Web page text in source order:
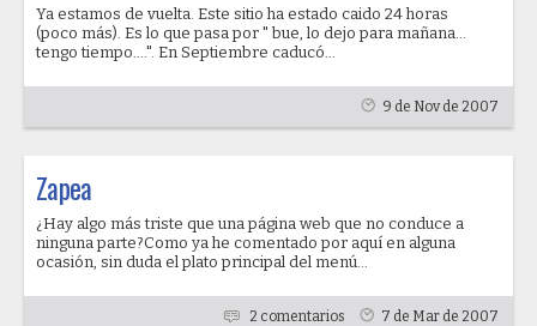
Ya estamos de vuelta. Este sitio ha estado caido 24 horas
(poco más). Es lo que pasa por " bue, lo dejo para mañana...
tengo tiempo....". En Septiembre caducó...
9 de Nov de 2007
Zapea
¿Hay algo más triste que una página web que no conduce a
ninguna parte?Como ya he comentado por aquí en alguna
ocasión, sin duda el plato principal del menú...
2 comentarios 7 de Mar de 2007